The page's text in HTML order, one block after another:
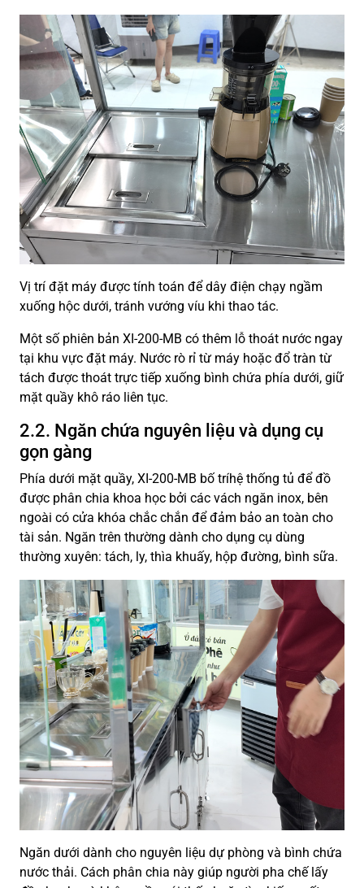
Vị trí đặt máy được tính toán để dây điện chạy ngầm
xuống hộc dưới, tránh vướng víu khi thao tác.
Một số phiên bản XI-200-MB có thêm lỗ thoát nước ngay
tại khu vực đặt máy. Nước rò rỉ từ máy hoặc đổ tràn từ
tách được thoát trực tiếp xuống bình chứa phía dưới, giữ
mặt quầy khô ráo liên tục.
2.2. Ngăn chứa nguyên liệu và dụng cụ
gọn gàng
Phía dưới mặt quầy, XI-200-MB bố tríhệ thống tủ để đồ
được phân chia khoa học bởi các vách ngăn inox, bên
ngoài có cửa khóa chắc chắn để đảm bảo an toàn cho
tài sản. Ngăn trên thường dành cho dụng cụ dùng
thường xuyên: tách, ly, thìa khuấy, hộp đường, bình sữa.
Ngăn dưới dành cho nguyên liệu dự phòng và bình chứa
nước thải. Cách phân chia này giúp người pha chế lấy